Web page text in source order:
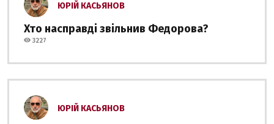
ЮРІЙ КАСЬЯНОВ
Хто насправді звільнив Федорова?
3227
ЮРІЙ КАСЬЯНОВ